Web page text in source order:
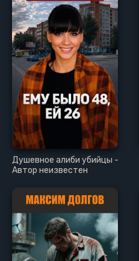
Душевное алиби убийцы -
Автор неизвестен